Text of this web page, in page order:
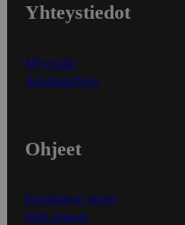
Yhteystiedot
Myymälät
Asiakaspalvelu
Ohjeet
Ensitilaajan ohjeet
Näin maksat